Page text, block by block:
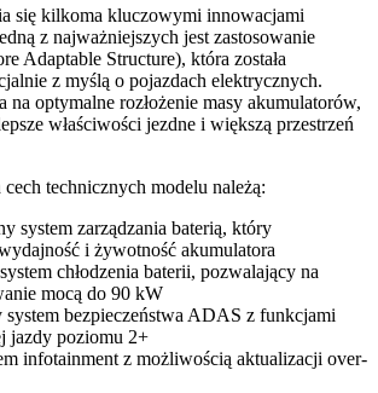
się kilkoma kluczowymi innowacjami
z najważniejszych jest zastosowanie
Adaptable Structure), która została
z myślą o pojazdach elektrycznych.
na optymalne rozłożenie masy akumulatorów,
właściwości jezdne i większą przestrzeń
technicznych modelu należą:
system zarządzania baterią, który
i żywotność akumulatora
chłodzenia baterii, pozwalający na
mocą do 90 kW
bezpieczeństwa ADAS z funkcjami
jazdy poziomu 2+
infotainment z możliwością aktualizacji over-